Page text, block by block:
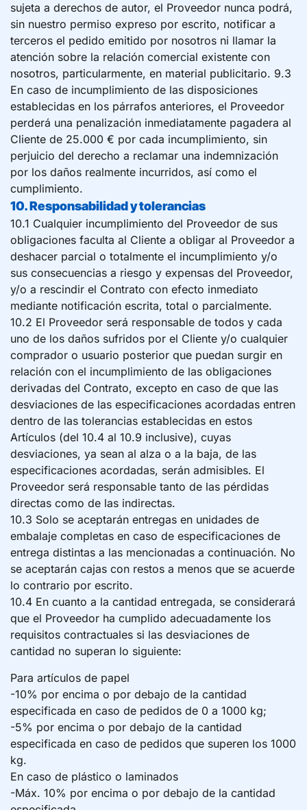
sujeta a derechos de autor, el Proveedor nunca podrá,
sin nuestro permiso expreso por escrito, notificar a
terceros el pedido emitido por nosotros ni llamar la
atención sobre la relación comercial existente con
nosotros, particularmente, en material publicitario. 9.3
En caso de incumplimiento de las disposiciones
establecidas en los párrafos anteriores, el Proveedor
perderá una penalización inmediatamente pagadera al
Cliente de 25.000 € por cada incumplimiento, sin
perjuicio del derecho a reclamar una indemnización
por los daños realmente incurridos, así como el
cumplimiento.
10. Responsabilidad y tolerancias
10.1 Cualquier incumplimiento del Proveedor de sus
obligaciones faculta al Cliente a obligar al Proveedor a
deshacer parcial o totalmente el incumplimiento y/o
sus consecuencias a riesgo y expensas del Proveedor,
y/o a rescindir el Contrato con efecto inmediato
mediante notificación escrita, total o parcialmente.
10.2 El Proveedor será responsable de todos y cada
uno de los daños sufridos por el Cliente y/o cualquier
comprador o usuario posterior que puedan surgir en
relación con el incumplimiento de las obligaciones
derivadas del Contrato, excepto en caso de que las
desviaciones de las especificaciones acordadas entren
dentro de las tolerancias establecidas en estos
Artículos (del 10.4 al 10.9 inclusive), cuyas
desviaciones, ya sean al alza o a la baja, de las
especificaciones acordadas, serán admisibles. El
Proveedor será responsable tanto de las pérdidas
directas como de las indirectas.
10.3 Solo se aceptarán entregas en unidades de
embalaje completas en caso de especificaciones de
entrega distintas a las mencionadas a continuación. No
se aceptarán cajas con restos a menos que se acuerde
lo contrario por escrito.
10.4 En cuanto a la cantidad entregada, se considerará
que el Proveedor ha cumplido adecuadamente los
requisitos contractuales si las desviaciones de
cantidad no superan lo siguiente:
Para artículos de papel
-10% por encima o por debajo de la cantidad
especificada en caso de pedidos de 0 a 1000 kg;
-5% por encima o por debajo de la cantidad
especificada en caso de pedidos que superen los 1000
kg.
En caso de plástico o laminados
-Máx. 10% por encima o por debajo de la cantidad